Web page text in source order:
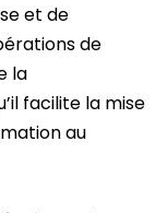
et de
de
la
facilite la mise
au